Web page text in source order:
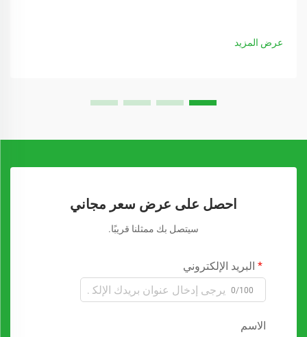
عرض المزيد
احصل على عرض سعر مجاني
سيتصل بك ممثلنا قريبًا.
البريد الإلكتروني
0/100
الاسم